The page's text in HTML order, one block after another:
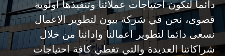
دائما لتكون احتياجات عملائنا وتنفيذها أولوية
قصوى، نحن في شركة بيون لتطوير الاعمال
نسعى دائما لتطوير اعمالنا وادائنا من خلال
شراكاتنا العديدة والتي تغطي كافة احتياجات